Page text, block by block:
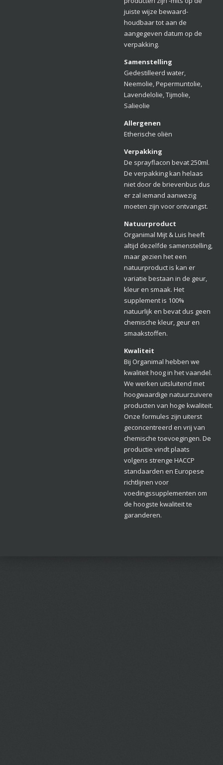
juiste wijze bewaard-
houdbaar tot aan de
aangegeven datum op de
verpakking.
Samenstelling
Gedestilleerd water,
Neemolie, Pepermuntolie,
Lavendelolie, Tijmolie,
Salieolie
Allergenen
Etherische oliën
Verpakking
De sprayflacon bevat 250ml.
De verpakking kan helaas
niet door de brievenbus dus
er zal iemand aanwezig
moeten zijn voor ontvangst.
Natuurproduct
Organimal Mijt & Luis heeft
altijd dezelfde samenstelling,
maar gezien het een
natuurproduct is kan er
variatie bestaan in de geur,
kleur en smaak. Het
supplement is 100%
natuurlijk en bevat dus geen
chemische kleur, geur en
smaakstoffen.
Kwaliteit
Bij Organimal hebben we
kwaliteit hoog in het vaandel.
We werken uitsluitend met
hoogwaardige natuurzuivere
producten van hoge kwaliteit.
Onze formules zijn uiterst
geconcentreerd en vrij van
chemische toevoegingen. De
productie vindt plaats
volgens strenge HACCP
standaarden en Europese
richtlijnen voor
voedingssupplementen om
de hoogste kwaliteit te
garanderen.